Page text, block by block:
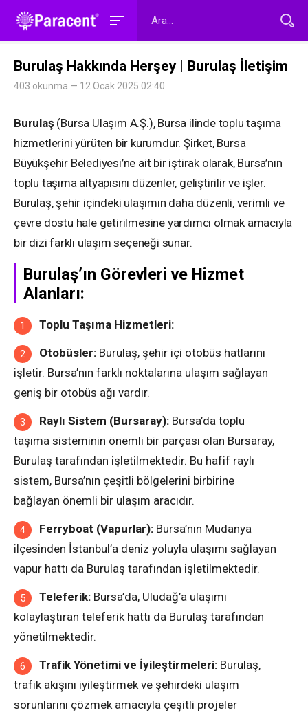
Burulaş Hakkında Herşey | Burulaş İletişim
403 okunma — 12 Ocak 2025 02:40
Burulaş (Bursa Ulaşım A.Ş.), Bursa ilinde toplu taşıma
hizmetlerini yürüten bir kurumdur. Şirket, Bursa
Büyükşehir Belediyesi’ne ait bir iştirak olarak, Bursa’nın
toplu taşıma altyapısını düzenler, geliştirilir ve işler.
Burulaş, şehir içindeki ulaşımın daha düzenli, verimli ve
çevre dostu hale getirilmesine yardımcı olmak amacıyla
bir dizi farklı ulaşım seçeneği sunar.
Burulaş’ın Görevleri ve Hizmet
Alanları:
Toplu Taşıma Hizmetleri:
Otobüsler: Burulaş, şehir içi otobüs hatlarını
işletir. Bursa’nın farklı noktalarına ulaşım sağlayan
geniş bir otobüs ağı vardır.
Raylı Sistem (Bursaray): Bursa’da toplu
taşıma sisteminin önemli bir parçası olan Bursaray,
Burulaş tarafından işletilmektedir. Bu hafif raylı
sistem, Bursa’nın çeşitli bölgelerini birbirine
bağlayan önemli bir ulaşım aracıdır.
Ferryboat (Vapurlar): Bursa’nın Mudanya
ilçesinden İstanbul’a deniz yoluyla ulaşımı sağlayan
vapur hattı da Burulaş tarafından işletilmektedir.
Teleferik: Bursa’da, Uludağ’a ulaşımı
kolaylaştıran teleferik hattı da Burulaş tarafından
yönetilmektedir.
Trafik Yönetimi ve İyileştirmeleri: Burulaş,
trafik akışını iyileştirmek ve şehirdeki ulaşım
sorunlarını çözmek amacıyla çeşitli projeler